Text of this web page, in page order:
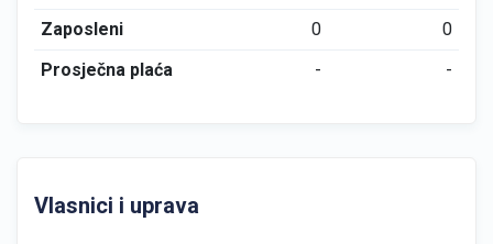
Zaposleni
0
0
Prosječna plaća
- -
Vlasnici i uprava